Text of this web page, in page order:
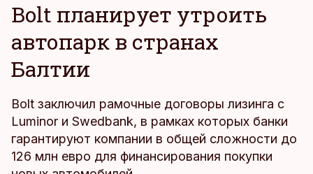
Bolt планирует утроить
автопарк в странах
Балтии
Bolt заключил рамочные договоры лизинга с
Luminor и Swedbank, в рамках которых банки
гарантируют компании в общей сложности до
126 млн евро для финансирования покупки